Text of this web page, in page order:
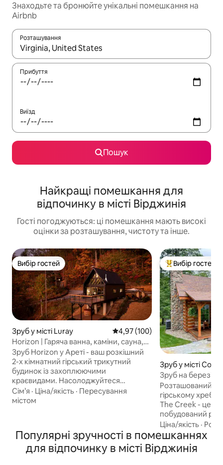
Знаходьте та бронюйте унікальні помешкання на
Airbnb
Розташування
Отримавши результати пошуку, використовуйте для
Прибуття
Виїзд
Пошук
Найкращі помешкання для
відпочинку в місті Вірджинія
Гості погоджуються: ці помешкання мають високі
оцінки за розташування, чистоту та інше.
Вибір гостей
Вибір гостей
Зруб у місті Luray Середня оцінка: 4,97 з 5,
4,97 (100)
Horizon | Гаряча ванна, каміни, сауна,
розетка для електромобіля
Зруб Horizon у Ареті - ваш розкішний
2-х кімнатний гірський трикутний
будинок із захоплюючими
краєвидами. Насолоджуйтеся
приватною дворівневою терасою з
гідромасажною ванною, холодним
центрі є підлога з підігрівом та вішалка
для рушників, а також заспокійливий
душ із п 'ятьма масажними головками.
Сім’я · Ціна/якість · Пересування
містом
Топ вибір гостей
Вибір гостей
Зруб у місті
Зруб на березі
Розташований у
гірському
The Creek - це
побудований
дивовижним
Поттс-Крік у
території. Кілька
майданчиків, де
Ціна/якість ·
Популярні зручності в помешканнях
для відпочинку в місті Вірджинія